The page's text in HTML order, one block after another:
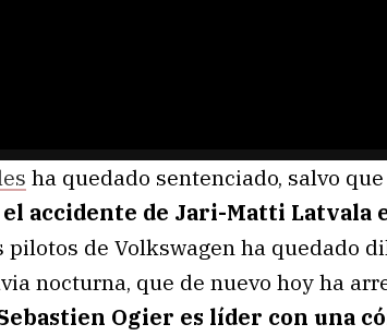
ha quedado sentenciado, salvo
el accidente de Jari-Matti
pilotos de Volkswagen ha quedado
nocturna, que de nuevo hoy ha
Ogier es líder con una